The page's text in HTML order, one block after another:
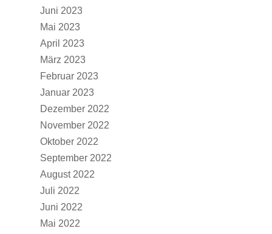
Juni 2023
Mai 2023
April 2023
März 2023
Februar 2023
Januar 2023
Dezember 2022
November 2022
Oktober 2022
September 2022
August 2022
Juli 2022
Juni 2022
Mai 2022